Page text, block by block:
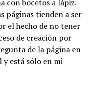
con bocetos a lápiz.
páginas tienden a ser
el hecho de no tener
de creación por
de la página en
y está sólo en mi